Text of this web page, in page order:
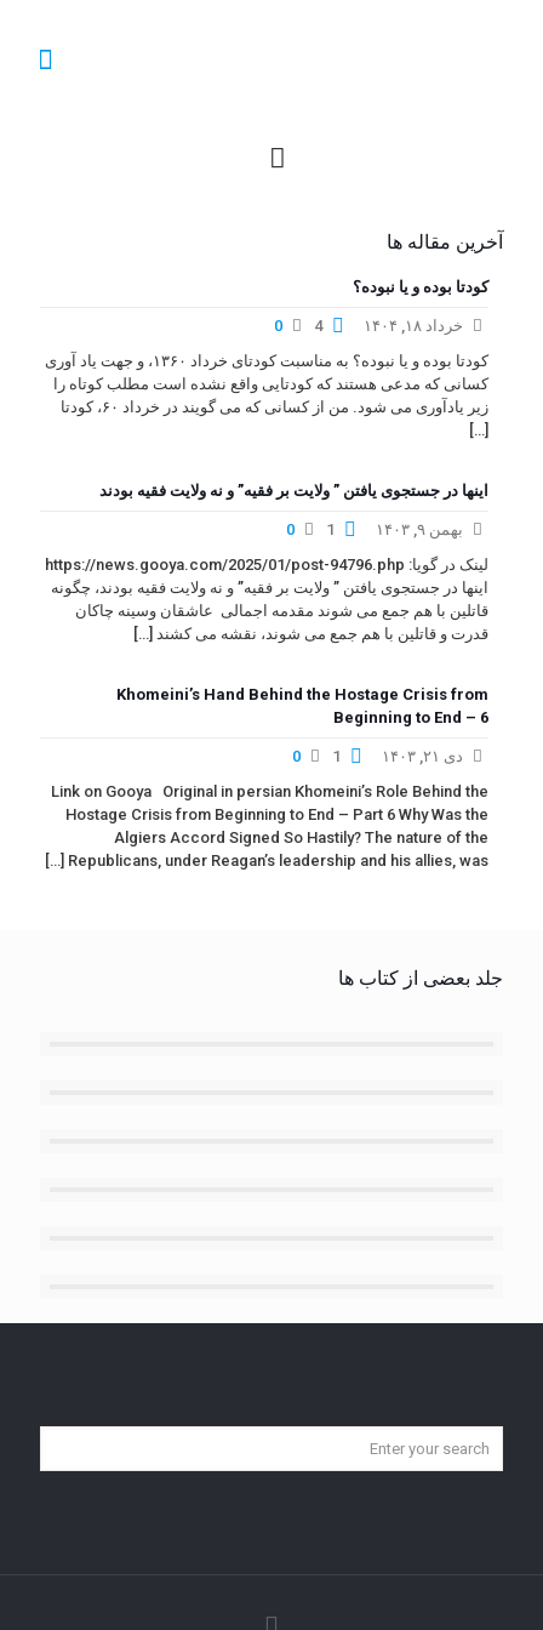
آخرین مقاله ها
کودتا بوده و یا نبوده؟
خرداد ۱۸, ۱۴۰۴ 0
4
کودتا بوده و یا نبوده؟ به مناسبت کودتای خرداد ۱۳۶۰، و جهت یاد آوری
کسانی که مدعی هستند که کودتایی واقع نشده است مطلب کوتاه را
زیر یادآوری می شود. من از کسانی که می گویند در خرداد ۶۰، کودتا
[…]
اینها در جستجوی یافتن ” ولایت بر فقیه” و نه ولایت فقیه بودند
بهمن ۹, ۱۴۰۳ 0
1
لینک در گویا: https://news.gooya.com/2025/01/post-94796.php
اینها در جستجوی یافتن ” ولایت بر فقیه” و نه ولایت فقیه بودند، چگونه
قاتلین با هم جمع می شوند مقدمه اجمالی عاشقان وسینه چاکان
قدرت و قاتلین با هم جمع می شوند، نقشه می کشند […]
Khomeini’s Hand Behind the Hostage Crisis from
Beginning to End – 6
دی ۲۱, ۱۴۰۳ 0
1
Link on Gooya Original in persian Khomeini’s Role Behind the
Hostage Crisis from Beginning to End – Part 6 Why Was the
Algiers Accord Signed So Hastily? The nature of the
Republicans, under Reagan’s leadership and his allies, was
[…]
جلد بعضی از کتاب ها